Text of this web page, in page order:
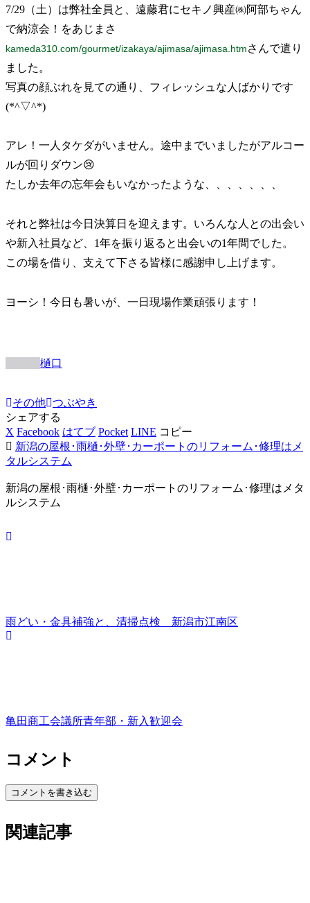
7/29（土）は弊社全員と、遠藤君にセキノ興産㈱阿部ちゃん
で納涼会！をあじまさ
kameda310.com/gourmet/izakaya/ajimasa/ajimasa.htmさんで遣り
ました。
写真の顔ぶれを見ての通り、フィレッシュな人ばかりです
(*^▽^*)
アレ！一人タケダがいません。途中までいましたがアルコー
ルが回りダウン😢
たしか去年の忘年会もいなかったような、、、、、、、
それと弊社は今日決算日を迎えます。いろんな人との出会い
や新入社員など、1年を振り返ると出会いの1年間でした。
この場を借り、支えて下さる皆様に感謝申し上げます。
ヨーシ！今日も暑いが、一日現場作業頑張ります！
樋口
その他 つぶやき
シェアする
X Facebook はてブ Pocket LINE コピー
新潟の屋根･雨樋･外壁･カーポートのリフォーム･修理はメ
タルシステム
新潟の屋根･雨樋･外壁･カーポートのリフォーム･修理はメタ
ルシステム
雨どい・金具補強と、清掃点検 新潟市江南区
亀田商工会議所青年部・新入歓迎会
コメント
コメントを書き込む
関連記事